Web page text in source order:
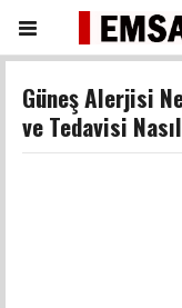
Güneş Alerjisi
ve Tedavisi